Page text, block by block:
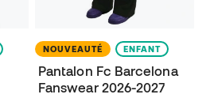
NOUVEAUTÉ ENFANT
Pantalon Fc Barcelona
Fanswear 2026-2027